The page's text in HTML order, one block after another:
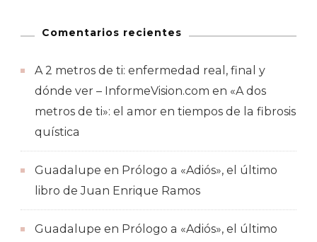
Comentarios recientes
A 2 metros de ti: enfermedad real, final y
dónde ver – InformeVision.com en «A dos
metros de ti»: el amor en tiempos de la fibrosis
quística
Guadalupe en Prólogo a «Adiós», el último
libro de Juan Enrique Ramos
Guadalupe en Prólogo a «Adiós», el último